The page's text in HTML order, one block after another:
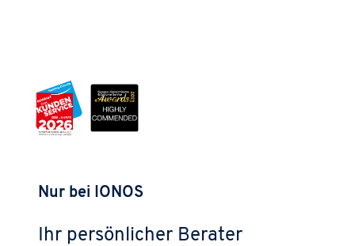
Nur bei IONOS
Ihr persönlicher Berater